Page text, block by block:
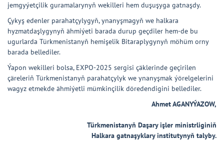
jemgyýetçilik guramalarynyň wekilleri hem duşuşyga gatnaşdy.
Çykyş edenler parahatçylygyň, ynanyşmagyň we halkara
hyzmatdaşlygynyň ähmiýeti barada durup geçdiler hem-de bu
ugurlarda Türkmenistanyň hemişelik Bitaraplygynyň möhüm orny
barada bellediler.
Ýapon wekilleri bolsa, EXPO-2025 sergisi çäklerinde geçirilen
çäreleriň Türkmenistanyň parahatçylyk we ynanyşmak ýörelgelerini
wagyz etmekde ähmiýetli mümkinçilik döredendigini bellediler.
Ahmet AGANYÝAZOW,
Türkmenistanyň Daşary işler ministrliginiň
Halkara gatnaşyklary institutynyň talyby.